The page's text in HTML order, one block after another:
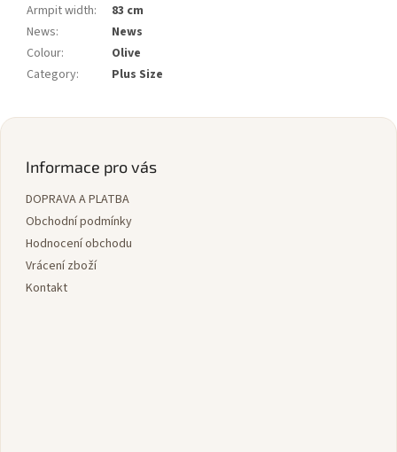
Armpit width:
83 cm
News:
News
Colour:
Olive
Category: Plus Size
Z
Informace pro vás
DOPRAVA A PLATBA
Obchodní podmínky
Hodnocení obchodu
Vrácení zboží
Kontakt